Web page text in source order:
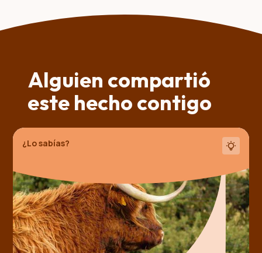
Alguien compartió
este hecho contigo
¿Lo sabías?